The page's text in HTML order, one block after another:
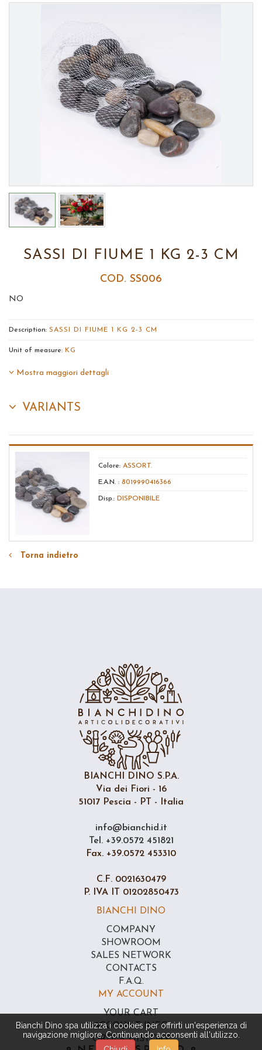
Bianchi Dino spa utilizza i cookies per offrirti un'esperienza di
navigazione migliore. Continuando acconsenti all'utilizzo.
SASSI DI FIUME 1 KG 2-3 CM
COD. SS006
NO
Description: SASSI DI FIUME 1 KG 2-3 CM
Unit of measure: KG
Mostra maggiori dettagli
VARIANTS
Colore: ASSORT.
E.A.N. : 8019990416366
Disp.: DISPONIBILE
Torna indietro
BIANCHI DINO S.P.A.
Via dei Fiori - 16
51017 Pescia - PT - Italia
info@bianchid.it
Tel. +39.0572 451821
Fax. +39.0572 453310
C.F. 0021630479
P. IVA IT 01202850473
BIANCHI DINO
COMPANY
SHOWROOM
SALES NETWORK
CONTACTS
F.A.Q.
MY ACCOUNT
YOUR CART
ACCOUNT INFO
ORDER HISTORY